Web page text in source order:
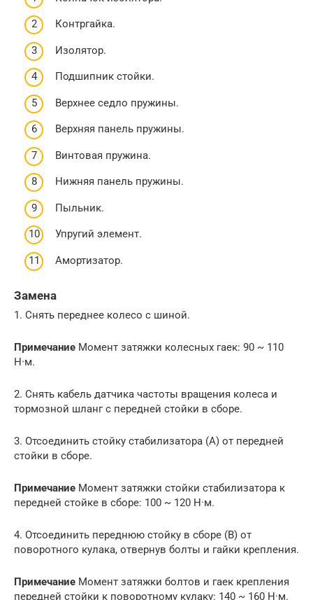
Контргайка.
Изолятор.
Подшипник стойки.
Верхнее седло пружины.
Верхняя панель пружины.
Винтовая пружина.
Нижняя панель пружины.
Пыльник.
Упругий элемент.
Амортизатор.
Замена
1. Снять переднее колесо с шиной.
Примечание Момент затяжки колесных гаек: 90 ~ 110
Н·м.
2. Снять кабель датчика частоты вращения колеса и
тормозной шланг с передней стойки в сборе.
3. Отсоединить стойку стабилизатора (А) от передней
стойки в сборе.
Примечание Момент затяжки стойки стабилизатора к
передней стойке в сборе: 100 ~ 120 Н·м.
4. Отсоединить переднюю стойку в сборе (В) от
поворотного кулака, отвернув болты и гайки крепления.
Примечание Момент затяжки болтов и гаек крепления
передней стойки к поворотному кулаку: 140 ~ 160 Н·м.